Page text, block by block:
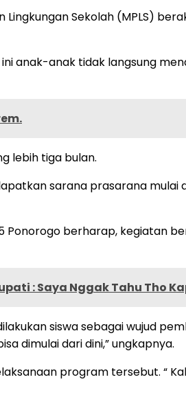
Sekolah (MPLS)
anak-anak tidak langsung
lebih tiga bulan.
sarana prasarana
Ponorogo berharap, kegiatan
: Saya Nggak Tahu Tho
siswa sebagai wujud
dimulai dari dini,” ungkapnya.
program tersebut. “